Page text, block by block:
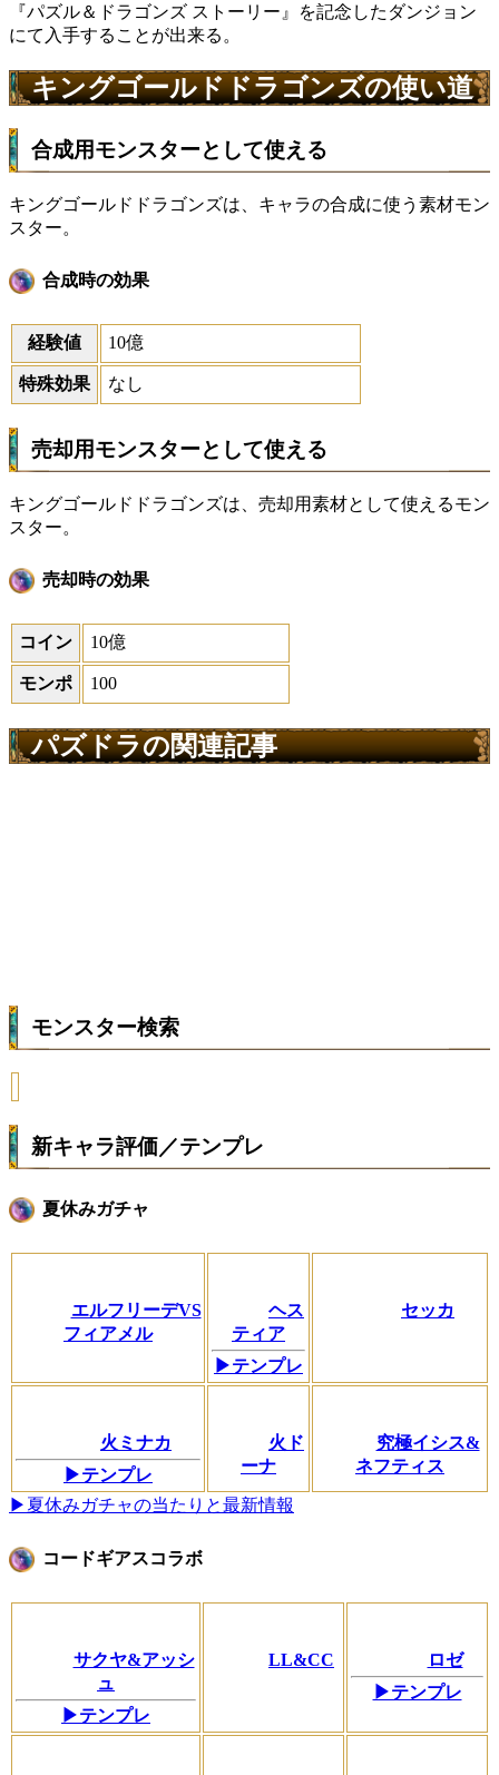
『パズル＆ドラゴンズ ストーリー』を記念したダンジョン
にて入手することが出来る。
キングゴールドドラゴンズの使い道
合成用モンスターとして使える
キングゴールドドラゴンズは、キャラの合成に使う素材モン
スター。
合成時の効果
経験値 10億
特殊効果 なし
売却用モンスターとして使える
キングゴールドドラゴンズは、売却用素材として使えるモン
スター。
売却時の効果
コイン 10億
モンポ 100
パズドラの関連記事
モンスター検索
新キャラ評価／テンプレ
夏休みガチャ
エルフリーデVS
フィアメル
ヘス
ティア
▶テンプレ
セッカ
火ミナカ
▶テンプレ
火ド
ーナ
究極イシス&
ネフティス
▶夏休みガチャの当たりと最新情報
コードギアスコラボ
サクヤ&アッシ
ュ
▶テンプレ
LL&CC
ロゼ
▶テンプレ